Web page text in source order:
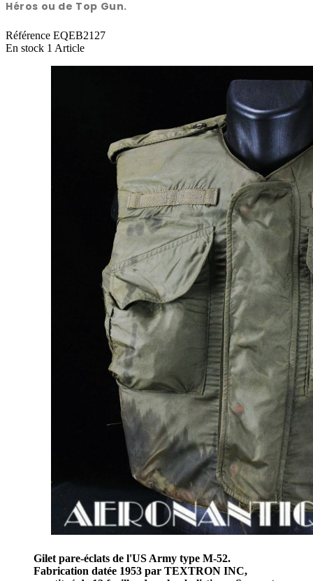
Héros ou de Top Gun.
Référence EQEB2127
En stock 1 Article
Gilet pare-éclats de l'US Army type M-52.
Fabrication datée 1953 par TEXTRON INC,